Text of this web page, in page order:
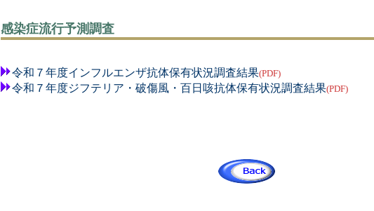
感染症流行予測調査
令和７年度インフルエンザ抗体保有状況調査結果(PDF)
令和７年度ジフテリア・破傷風・百日咳抗体保有状況調査結果(PDF)